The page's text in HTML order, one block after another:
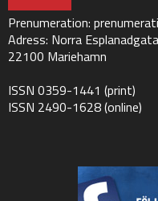
Prenumeration:
Adress: Norra
22100 Mariehamn
ISSN 0359-1441 (print)
ISSN 2490-1628 (online)